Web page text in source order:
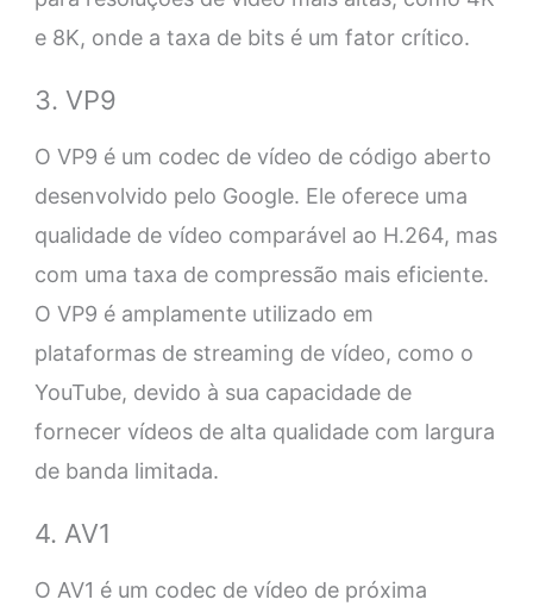
e 8K, onde a taxa de bits é um fator crítico.
3. VP9
O VP9 é um codec de vídeo de código aberto
desenvolvido pelo Google. Ele oferece uma
qualidade de vídeo comparável ao H.264, mas
com uma taxa de compressão mais eficiente.
O VP9 é amplamente utilizado em
plataformas de streaming de vídeo, como o
YouTube, devido à sua capacidade de
fornecer vídeos de alta qualidade com largura
de banda limitada.
4. AV1
O AV1 é um codec de vídeo de próxima